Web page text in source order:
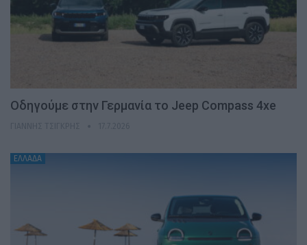
Οδηγούμε στην Γερμανία το Jeep Compass 4xe
ΕΛΛΑΔΑ